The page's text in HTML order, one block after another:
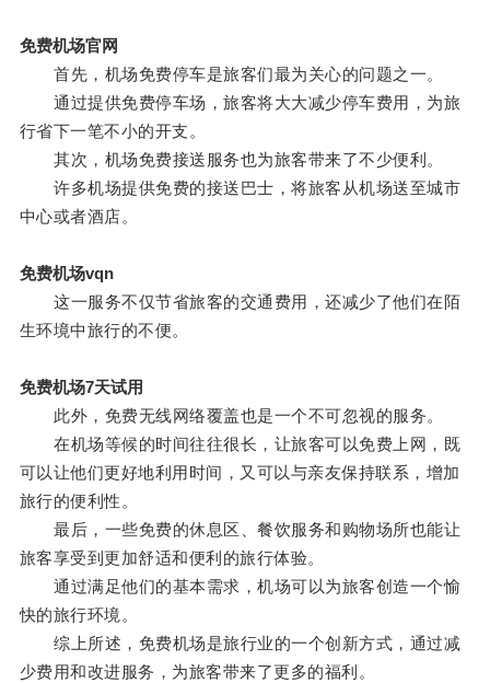
免费机场官网
首先，机场免费停车是旅客们最为关心的问题之一。
通过提供免费停车场，旅客将大大减少停车费用，为旅
行省下一笔不小的开支。
其次，机场免费接送服务也为旅客带来了不少便利。
许多机场提供免费的接送巴士，将旅客从机场送至城市
中心或者酒店。
免费机场vqn
这一服务不仅节省旅客的交通费用，还减少了他们在陌
生环境中旅行的不便。
免费机场7天试用
此外，免费无线网络覆盖也是一个不可忽视的服务。
在机场等候的时间往往很长，让旅客可以免费上网，既
可以让他们更好地利用时间，又可以与亲友保持联系，增加
旅行的便利性。
最后，一些免费的休息区、餐饮服务和购物场所也能让
旅客享受到更加舒适和便利的旅行体验。
通过满足他们的基本需求，机场可以为旅客创造一个愉
快的旅行环境。
综上所述，免费机场是旅行业的一个创新方式，通过减
少费用和改进服务，为旅客带来了更多的福利。